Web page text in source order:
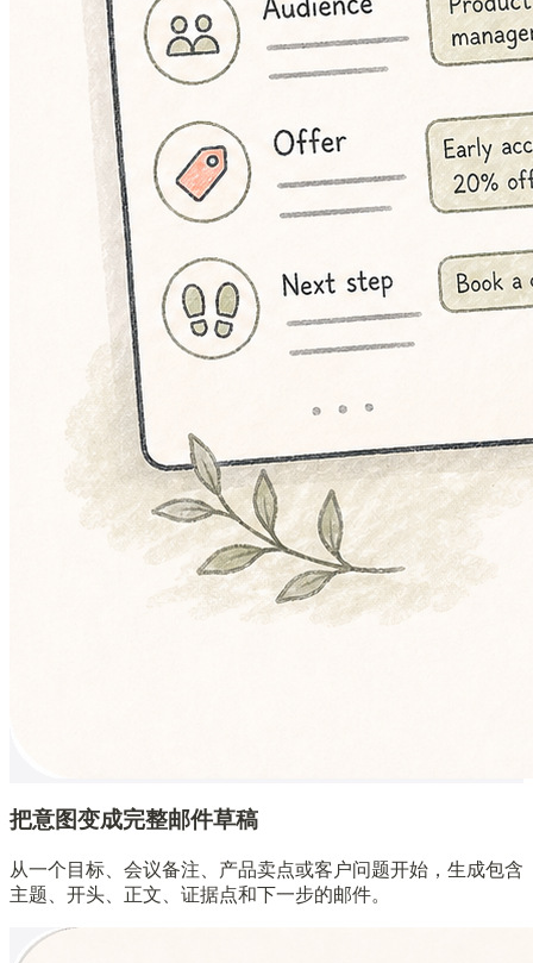
把意图变成完整邮件草稿
从一个目标、会议备注、产品卖点或客户问题开始，生成包含
主题、开头、正文、证据点和下一步的邮件。